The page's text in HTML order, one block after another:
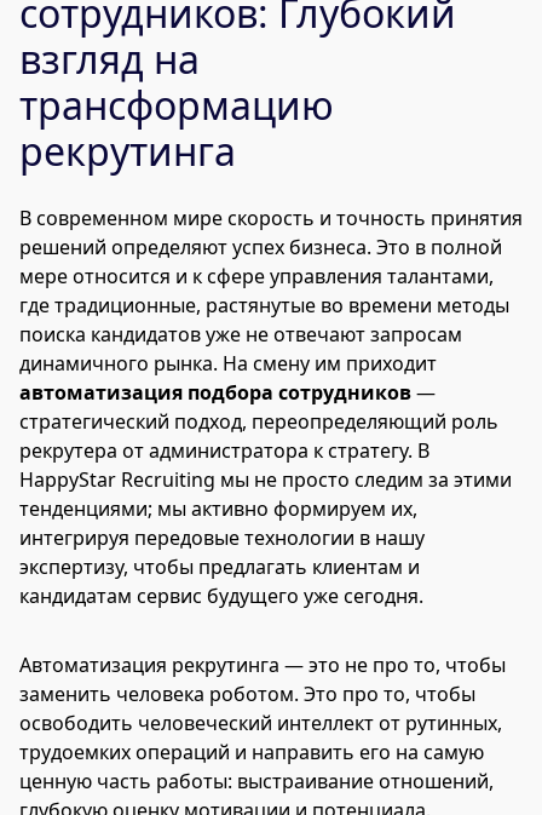
сотрудников: Глубокий
взгляд на
трансформацию
рекрутинга
В современном мире скорость и точность принятия
решений определяют успех бизнеса. Это в полной
мере относится и к сфере управления талантами,
где традиционные, растянутые во времени методы
поиска кандидатов уже не отвечают запросам
динамичного рынка. На смену им приходит
автоматизация подбора сотрудников—
стратегический подход, переопределяющий роль
рекрутера от администратора к стратегу. В
HappyStar Recruiting мы не просто следим за этими
тенденциями; мы активно формируем их,
интегрируя передовые технологии в нашу
экспертизу, чтобы предлагать клиентам и
кандидатам сервис будущего уже сегодня.
Автоматизация рекрутинга — это не про то, чтобы
заменить человека роботом. Это про то, чтобы
освободить человеческий интеллект от рутинных,
трудоемких операций и направить его на самую
ценную часть работы: выстраивание отношений,